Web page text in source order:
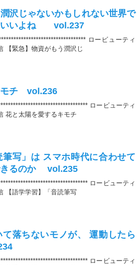
潤沢じゃないかもしれない世界で
いいよね vol.237
ロービューティ
【緊急】物資がもう潤沢じ
モチ vol.236
ロービューティ
花と太陽を愛するキモチ
筆写」は スマホ時代に合わせて
きるのか vol.235
ロービューティ
【語学学習】「音読筆写
落ちないモノが、 運動したら
ロービューティ